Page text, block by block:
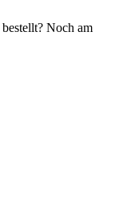
bestellt? Noch am